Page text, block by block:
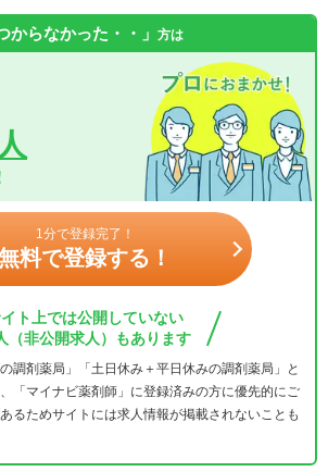
からなかった・・」 方は
1分で登録完了！
料で登録する！
ト上では公開していない
（非公開求人）もあります
調剤薬局」「土日休み＋平日休みの調剤薬局」と
「マイナビ薬剤師」に登録済みの方に優先的にご
るためサイトには求人情報が掲載されないことも